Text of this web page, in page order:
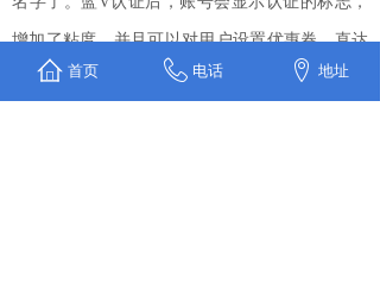
增加了粘度，并且可以对用户设置优惠券，直达
自己的淘宝或是京东等店铺，用户还可以一键拨
首页 电话 地址